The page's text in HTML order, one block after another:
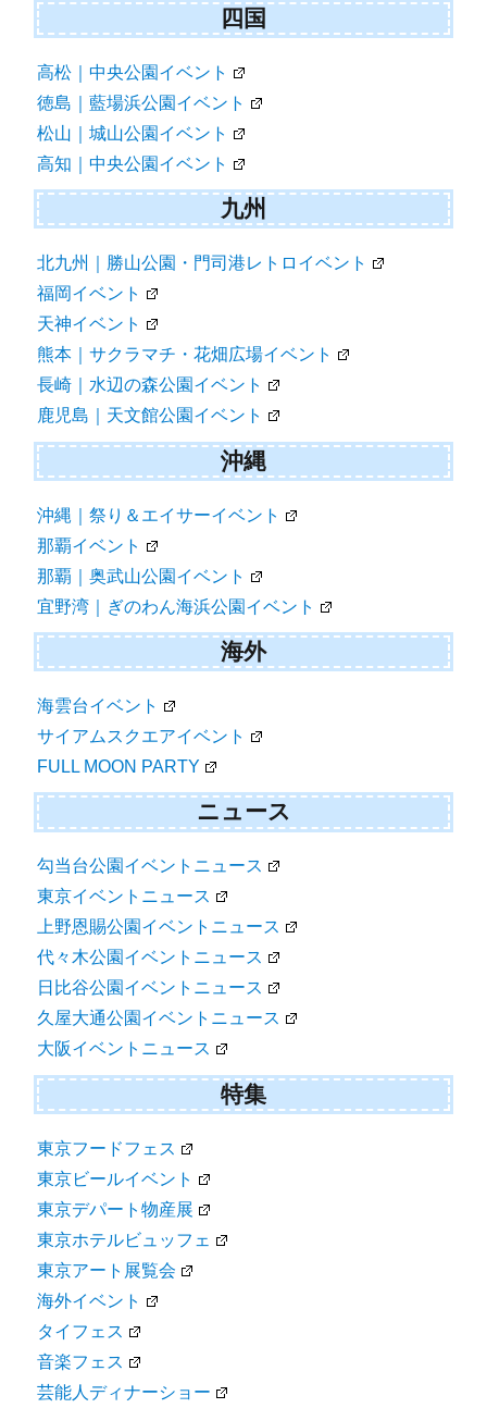
四国
高松｜中央公園イベント
徳島｜藍場浜公園イベント
松山｜城山公園イベント
高知｜中央公園イベント
九州
北九州｜勝山公園・門司港レトロイベント
福岡イベント
天神イベント
熊本｜サクラマチ・花畑広場イベント
長崎｜水辺の森公園イベント
鹿児島｜天文館公園イベント
沖縄
沖縄｜祭り＆エイサーイベント
那覇イベント
那覇｜奥武山公園イベント
宜野湾｜ぎのわん海浜公園イベント
海外
海雲台イベント
サイアムスクエアイベント
FULL MOON PARTY
ニュース
勾当台公園イベントニュース
東京イベントニュース
上野恩賜公園イベントニュース
代々木公園イベントニュース
日比谷公園イベントニュース
久屋大通公園イベントニュース
大阪イベントニュース
特集
東京フードフェス
東京ビールイベント
東京デパート物産展
東京ホテルビュッフェ
東京アート展覧会
海外イベント
タイフェス
音楽フェス
芸能人ディナーショー